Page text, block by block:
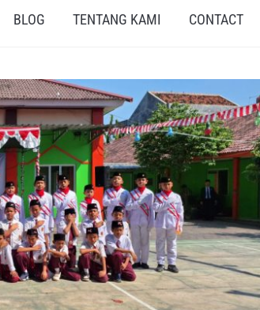
BLOG TENTANG KAMI CONTACT